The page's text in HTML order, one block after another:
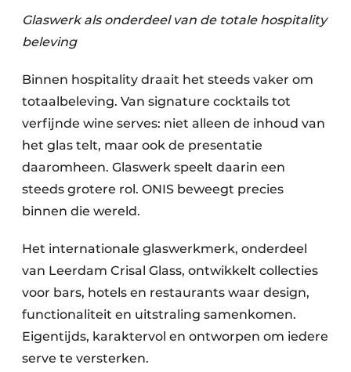
Glaswerk als onderdeel van de totale hospitality
beleving
Binnen hospitality draait het steeds vaker om
totaalbeleving. Van signature cocktails tot
verfijnde wine serves: niet alleen de inhoud van
het glas telt, maar ook de presentatie
daaromheen. Glaswerk speelt daarin een
steeds grotere rol. ONIS beweegt precies
binnen die wereld.
Het internationale glaswerkmerk, onderdeel
van Leerdam Crisal Glass, ontwikkelt collecties
voor bars, hotels en restaurants waar design,
functionaliteit en uitstraling samenkomen.
Eigentijds, karaktervol en ontworpen om iedere
serve te versterken.